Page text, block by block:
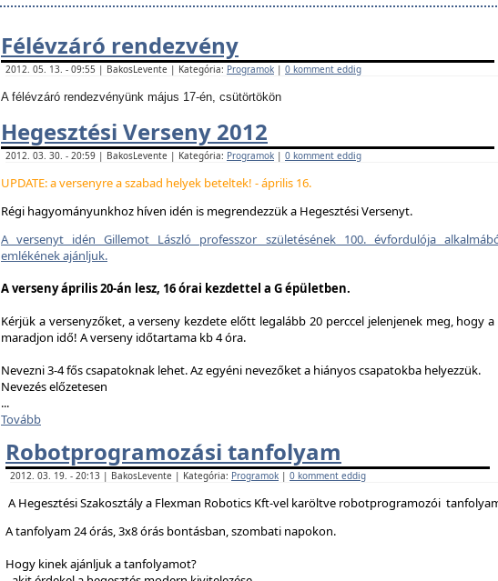
Félévzáró rendezvény
2012. 05. 13. - 09:55 | BakosLevente | Kategória: Programok | 0 komment eddig
A félévzáró rendezvényünk május 17-én, csütörtökön
Hegesztési Verseny 2012
2012. 03. 30. - 20:59 | BakosLevente | Kategória: Programok | 0 komment eddig
UPDATE: a versenyre a szabad helyek beteltek! - április 16.
Régi hagyományunkhoz híven idén is megrendezzük a Hegesztési Versenyt.
A versenyt idén Gillemot László professzor születésének 100. évfordulója
emlékének ajánljuk.
A verseny április 20-án lesz, 16 órai kezdettel a G épületben.
Kérjük a versenyzőket, a verseny kezdete előtt legalább 20 perccel jelenjenek meg, hogy
maradjon idő! A verseny időtartama kb 4 óra.
Nevezni 3-4 fős csapatoknak lehet. Az egyéni nevezőket a hiányos csapatokba helyezzük.
Nevezés előzetesen
...
Tovább
Robotprogramozási tanfolyam
2012. 03. 19. - 20:13 | BakosLevente | Kategória: Programok | 0 komment eddig
A Hegesztési Szakosztály a Flexman Robotics Kft-vel karöltve robotprogramozói
A tanfolyam 24 órás, 3x8 órás bontásban, szombati napokon.
Hogy kinek ajánljuk a tanfolyamot?